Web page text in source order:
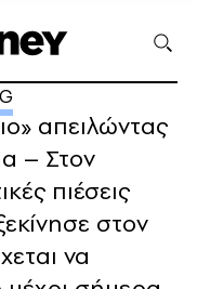
απειλώντας
– Στον
πιέσεις
στον
να